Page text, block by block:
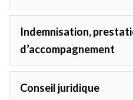
Indemnisation,
d’accompagnement
Conseil juridique